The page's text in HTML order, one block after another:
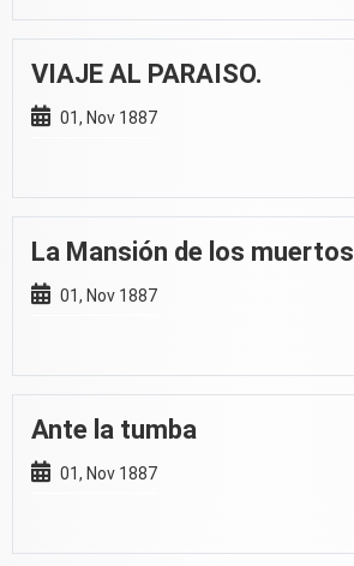
VIAJE AL PARAISO.
01, Nov 1887
La Mansión de los muertos
01, Nov 1887
Ante la tumba
01, Nov 1887